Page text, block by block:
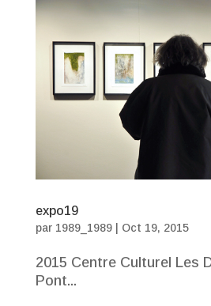
expo19
par 1989_1989| Oct 19, 2015
2015 Centre Culturel Les
Pont...